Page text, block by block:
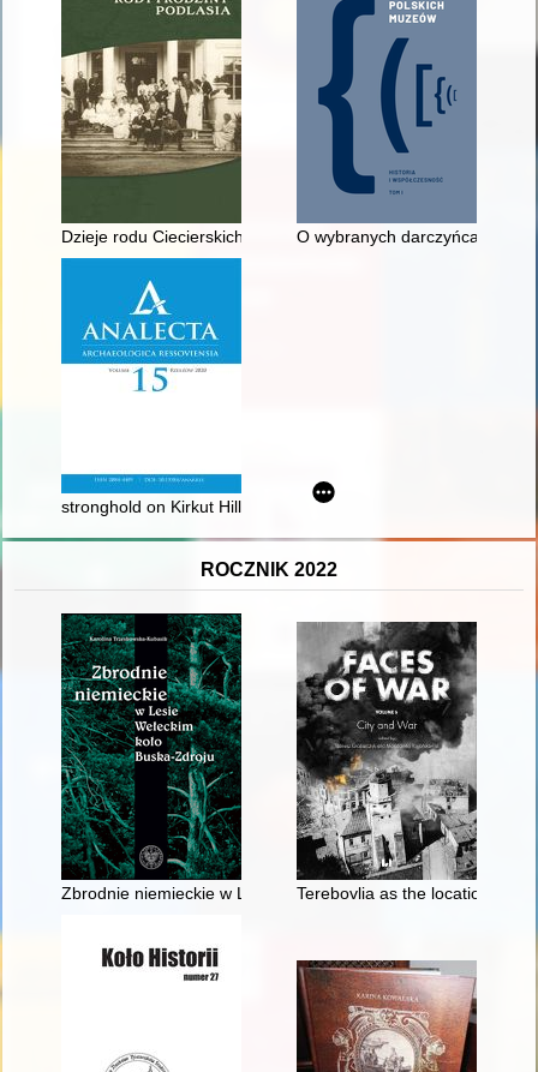
Dzieje rodu Ciecierskich h. Rawicz z Podlasia i Mazowsza
O wybranych darczyńcach
stronghold on Kirkut Hill in Lublin : the state of recognition of
ROCZNIK 2022
Zbrodnie niemieckie w Lesie Wełeckim koło Buska-Zdroju
Terebovlia as the location for